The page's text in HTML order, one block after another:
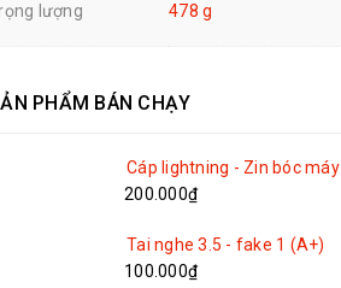
lượng 478 g
PHẨM BÁN CHẠY
Cáp lightning - Zin bóc máy
200.000₫
Tai nghe 3.5 - fake 1 (A+)
100.000₫